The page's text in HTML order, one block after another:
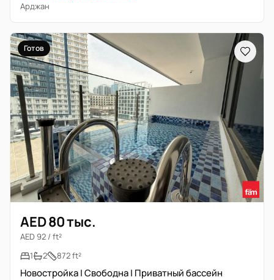
Арджан
Готов
AED 80 тыс.
AED 92 / ft²
1
2 872 ft²
Новостройка | Свободна | Приватный бассейн